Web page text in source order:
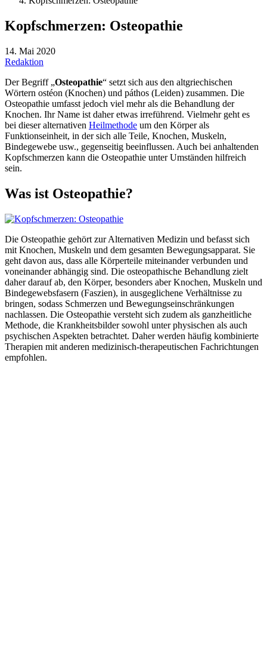
Kopfschmerzen: Osteopathie
14. Mai 2020
Redaktion
Der Begriff „Osteopathie“ setzt sich aus den altgriechischen
Wörtern ostéon (Knochen) und páthos (Leiden) zusammen. Die
Osteopathie umfasst jedoch viel mehr als die Behandlung der
Knochen. Ihr Name ist daher etwas irreführend. Vielmehr geht es
bei dieser alternativen Heilmethode um den Körper als
Funktionseinheit, in der sich alle Teile, Knochen, Muskeln,
Bindegewebe usw., gegenseitig beeinflussen. Auch bei anhaltenden
Kopfschmerzen kann die Osteopathie unter Umständen hilfreich
sein.
Was ist Osteopathie?
Die Osteopathie gehört zur Alternativen Medizin und befasst sich
mit Knochen, Muskeln und dem gesamten Bewegungsapparat. Sie
geht davon aus, dass alle Körperteile miteinander verbunden und
voneinander abhängig sind. Die osteopathische Behandlung zielt
daher darauf ab, den Körper, besonders aber Knochen, Muskeln und
Bindegewebsfasern (Faszien), in ausgeglichene Verhältnisse zu
bringen, sodass Schmerzen und Bewegungseinschränkungen
nachlassen. Die Osteopathie versteht sich zudem als ganzheitliche
Methode, die Krankheitsbilder sowohl unter physischen als auch
psychischen Aspekten betrachtet. Daher werden häufig kombinierte
Therapien mit anderen medizinisch-therapeutischen Fachrichtungen
empfohlen.